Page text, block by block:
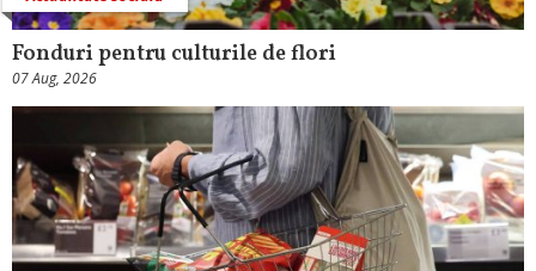
Fonduri pentru culturile de flori
07 Aug, 2026